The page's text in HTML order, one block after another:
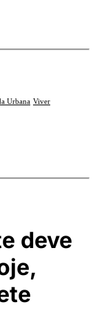
Urbana Viver
deve